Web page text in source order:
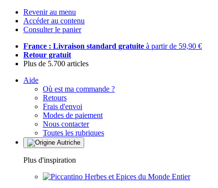
Revenir au menu
Accéder au contenu
Consulter le panier
France : Livraison standard gratuite à partir de 59,90 €
Retour gratuit
Plus de 5.700 articles
Aide
Où est ma commande ?
Retours
Frais d'envoi
Modes de paiement
Nous contacter
Toutes les rubriques
Plus d'inspiration
Herbes et Epices du Monde Entier